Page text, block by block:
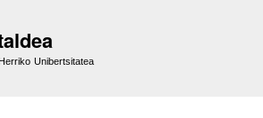
Unibertsitatea